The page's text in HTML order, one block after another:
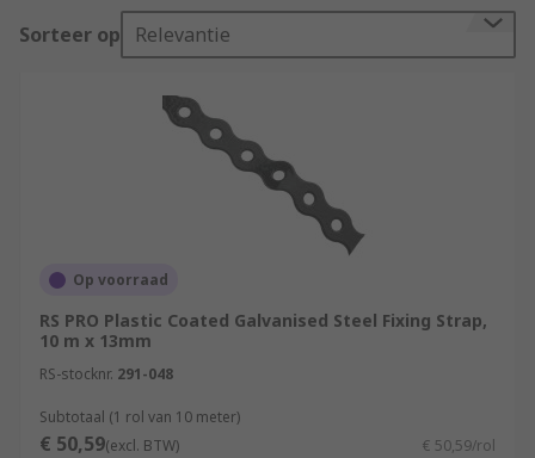
Sorteer op Relevantie
Op voorraad
RS PRO Plastic Coated Galvanised Steel Fixing Strap,
10 m x 13mm
RS-stocknr. 291-048
Subtotaal (1 rol van 10 meter)
€ 50,59(excl. BTW) € 50,59/rol